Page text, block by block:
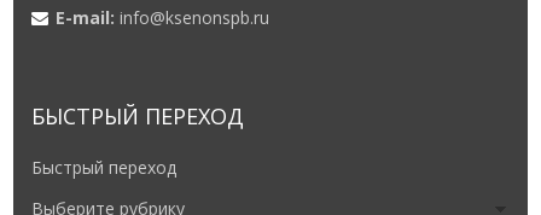
E-mail:info@ksenonspb.ru
БЫСТРЫЙ ПЕРЕХОД
Быстрый переход